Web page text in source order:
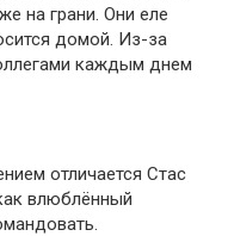
на грани. Они еле
домой. Из-за
каждым днем
отличается Стас
влюблённый